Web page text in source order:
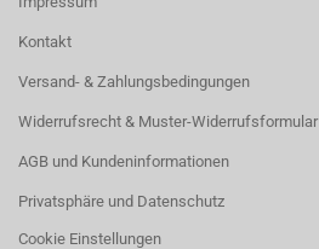
Kontakt
Versand- & Zahlungsbedingungen
Widerrufsrecht & Muster-Widerrufsformular
AGB und Kundeninformationen
Privatsphäre und Datenschutz
Cookie Einstellungen